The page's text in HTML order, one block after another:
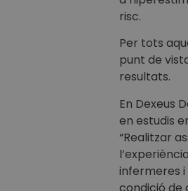
risc.
Per tots
punt de
resultats.
En Dexeus
en estudis
“Realitzar
infermeres i
condició de